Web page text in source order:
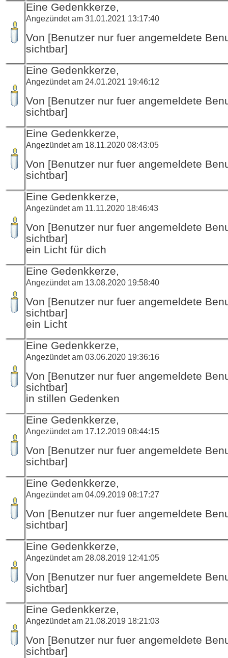
Eine Gedenkkerze,
Angezündet am 31.01.2021 13:17:40
Von [Benutzer nur fuer angemeldete
sichtbar]
Eine Gedenkkerze,
Angezündet am 24.01.2021 19:46:12
Von [Benutzer nur fuer angemeldete
sichtbar]
Eine Gedenkkerze,
Angezündet am 18.11.2020 08:43:05
Von [Benutzer nur fuer angemeldete
sichtbar]
Eine Gedenkkerze,
Angezündet am 11.11.2020 18:46:43
Von [Benutzer nur fuer angemeldete
sichtbar]
ein Licht für dich
Eine Gedenkkerze,
Angezündet am 13.08.2020 19:58:40
Von [Benutzer nur fuer angemeldete
sichtbar]
ein Licht
Eine Gedenkkerze,
Angezündet am 03.06.2020 19:36:16
Von [Benutzer nur fuer angemeldete
sichtbar]
in stillen Gedenken
Eine Gedenkkerze,
Angezündet am 17.12.2019 08:44:15
Von [Benutzer nur fuer angemeldete
sichtbar]
Eine Gedenkkerze,
Angezündet am 04.09.2019 08:17:27
Von [Benutzer nur fuer angemeldete
sichtbar]
Eine Gedenkkerze,
Angezündet am 28.08.2019 12:41:05
Von [Benutzer nur fuer angemeldete
sichtbar]
Eine Gedenkkerze,
Angezündet am 21.08.2019 18:21:03
Von [Benutzer nur fuer angemeldete
sichtbar]